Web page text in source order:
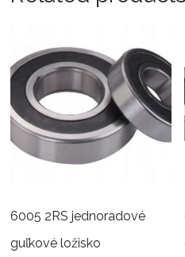
6005 2RS jednoradové
guľkové ložisko